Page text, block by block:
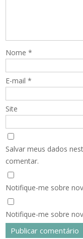
Nome*
E-mail*
Site
Salvar meus dados
comentar.
Notifique-me sobre
Notifique-me sobre